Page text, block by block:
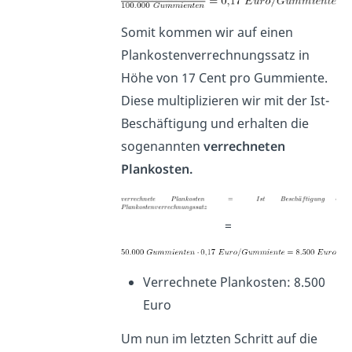
Somit kommen wir auf einen
Plankostenverrechnungssatz in
Höhe von 17 Cent pro Gummiente.
Diese multiplizieren wir mit der Ist-
Beschäftigung und erhalten die
sogenannten verrechneten
Plankosten.
=
Verrechnete Plankosten: 8.500
Euro
Um nun im letzten Schritt auf die